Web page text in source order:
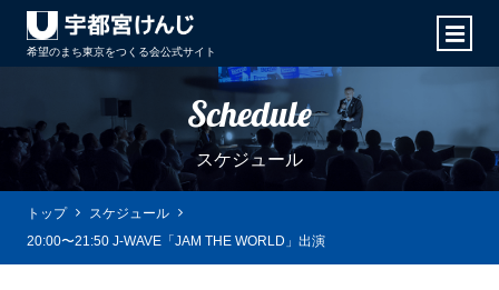
希望のまち東京をつくる会公式サイト
Schedule
スケジュール
トップ
スケジュール
20:00〜21:50 J-WAVE「JAM THE WORLD」出演